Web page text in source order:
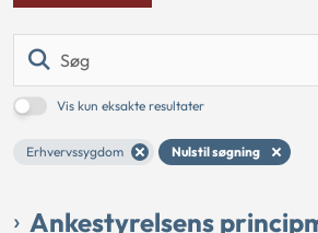
Vis kun eksakte resultater
Erhvervssygdom Nulstil søgning
Ankestyrelsens